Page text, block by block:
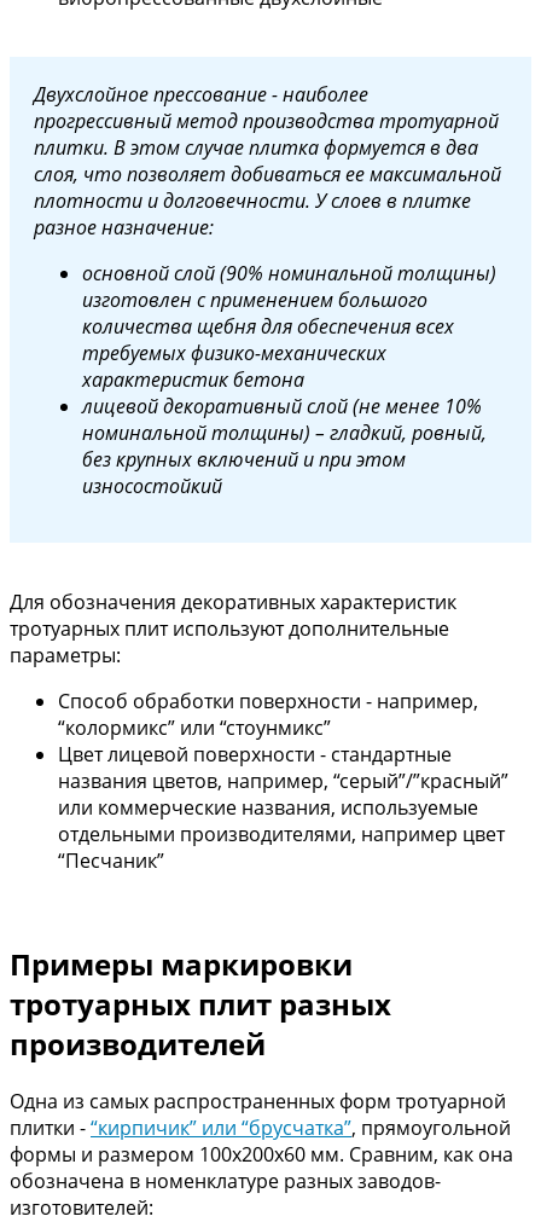
Двухслойное прессование - наиболее
прогрессивный метод производства тротуарной
плитки. В этом случае плитка формуется в два
слоя, что позволяет добиваться ее максимальной
плотности и долговечности. У слоев в плитке
разное назначение:
основной слой (90% номинальной толщины)
изготовлен с применением большого
количества щебня для обеспечения всех
требуемых физико-механических
характеристик бетона
лицевой декоративный слой (не менее 10%
номинальной толщины) – гладкий, ровный,
без крупных включений и при этом
износостойкий
Для обозначения декоративных характеристик
тротуарных плит используют дополнительные
параметры:
Способ обработки поверхности - например,
“колормикс” или “стоунмикс”
Цвет лицевой поверхности - стандартные
названия цветов, например, “серый”/”красный”
или коммерческие названия, используемые
отдельными производителями, например цвет
“Песчаник”
Примеры маркировки
тротуарных плит разных
производителей
Одна из самых распространенных форм тротуарной
плитки -“кирпичик” или “брусчатка”, прямоугольной
формы и размером 100х200х60 мм. Сравним, как она
обозначена в номенклатуре разных заводов-
изготовителей: